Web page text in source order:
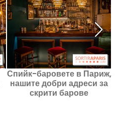
Спийк-баровете в Париж,
нашите добри адреси за
скрити барове